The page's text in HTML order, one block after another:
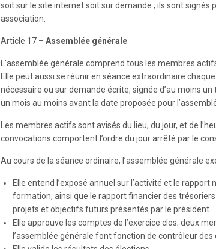
soit sur le site internet soit sur demande ; ils sont signés
association.
Article 17 – Assemblée générale
L’assemblée générale comprend tous les membres
Elle peut aussi se réunir en séance extraordinaire
nécessaire ou sur demande écrite, signée d’au moins
un mois au moins avant la date proposée pour
Les membres actifs sont avisés du lieu, du jour, et de
convocations comportent l’ordre du jour arrêté par le
Au cours de la séance ordinaire, l’assemblée générale
Elle entend l’exposé annuel sur l’activité et le
formation, ainsi que le rapport financier des
projets et objectifs futurs présentés par le président
Elle approuve les comptes de l’exercice clos; deux
l’assemblée générale font fonction de contrôleur des